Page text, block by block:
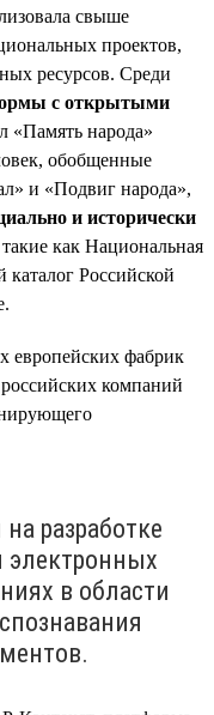
свыше
проектов,
ресурсов. Среди
с открытыми
«Память народа»
обобщенные
и «Подвиг народа»,
и исторически
такие как Национальная
каталог Российской
европейских фабрик
компаний
разработке
электронных
в области